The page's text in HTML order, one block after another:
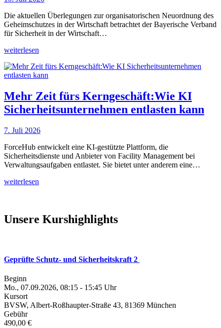
Die aktuellen Überlegungen zur organisatorischen Neuordnung des
Geheimschutzes in der Wirtschaft betrachtet der Bayerische Verband
für Sicherheit in der Wirtschaft…
weiterlesen
Mehr Zeit fürs Kerngeschäft:Wie KI
Sicherheitsunternehmen entlasten kann
7. Juli 2026
ForceHub entwickelt eine KI-gestützte Plattform, die
Sicherheitsdienste und Anbieter von Facility Management bei
Verwaltungsaufgaben entlastet. Sie bietet unter anderem eine…
weiterlesen
Unsere Kurshighlights
Geprüfte Schutz- und Sicherheitskraft 2
Beginn
Mo., 07.09.2026, 08:15 - 15:45 Uhr
Kursort
BVSW, Albert-Roßhaupter-Straße 43, 81369 München
Gebühr
490,00 €